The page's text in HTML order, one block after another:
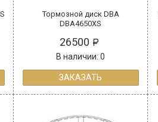
Тормозной диск DBA
DBA4650XS
26500
В наличии: 0
ЗАКАЗАТЬ